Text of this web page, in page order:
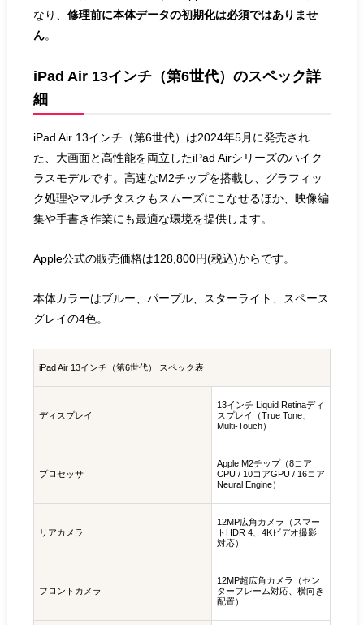
なり、 修理前に本体データの初期化は必須ではありませ
ん。
iPad Air 13インチ（第6世代）のスペック詳
細
iPad Air 13インチ（第6世代）は2024年5月に発売され
た、大画面と高性能を両立したiPad Airシリーズのハイク
ラスモデルです。高速なM2チップを搭載し、グラフィッ
ク処理やマルチタスクもスムーズにこなせるほか、映像編
集や手書き作業にも最適な環境を提供します。
Apple公式の販売価格は128,800円(税込)からです。
本体カラーはブルー、パープル、スターライト、スペース
グレイの4色。
iPad Air 13インチ（第6世代） スペック表
ディスプレイ
13インチ Liquid Retinaディ
スプレイ（True Tone、
Multi-Touch）
プロセッサ
Apple M2チップ（8コア
CPU / 10コアGPU / 16コア
Neural Engine）
リアカメラ
12MP広角カメラ（スマー
トHDR 4、4Kビデオ撮影
対応）
フロントカメラ
12MP超広角カメラ（セン
ターフレーム対応、横向き
配置）